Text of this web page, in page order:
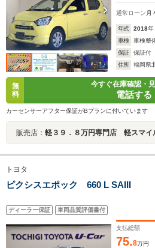
通常ローン 月
年式 2018年
車検
車検整
保証
保証付
住所
福岡県
無
料
今すぐ在庫確認・
電話する
カーセンサーアフター保証がBプランに付いています
販売店： 軽３９．８万円専門店 軽スマ
トヨタ
ピクシスエポック 660 L SAIII
ディーラー保証 車両品質評価書付
支払総額
75.8万円